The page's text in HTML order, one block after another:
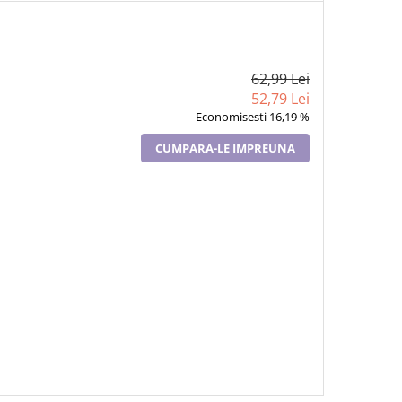
62,99 Lei
52,79 Lei
Economisesti 16,19 %
CUMPARA-LE IMPREUNA